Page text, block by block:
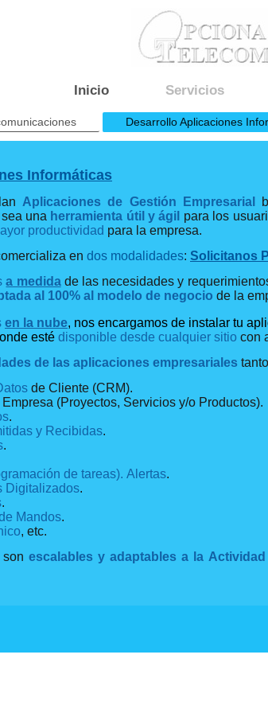
Inicio Servicios
Desarrollo Aplicaciones
Informáticas
Aplicaciones de Gestión Empresarial
una herramienta útil y ágil para los
productividad para la empresa.
en dos modalidades: Solicitanos
a medidade las necesidades y
al 100% al modelo de negocio de la
en la nube, nos encargamos de instalar tu
esté disponible desde cualquier sitio con
de las aplicaciones empresariales
de Cliente (CRM).
(Proyectos, Servicios y/o Productos).
.
y Recibidas.
.
de tareas). Alertas.
Digitalizados.
.
Mandos.
, etc.
sonescalables y adaptables a la